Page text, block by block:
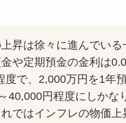
昇は徐々に進んでいる
や定期預金の金利は
度で、2,000万円を1年
40,000円程度にしかな
ではインフレの物価上